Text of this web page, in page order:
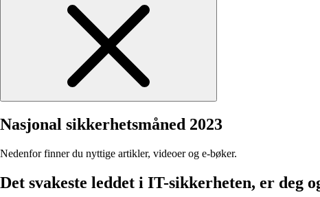
Nasjonal sikkerhetsmåned 2023
Nedenfor finner du nyttige artikler, videoer og e-bøker.
Det svakeste leddet i IT-sikkerheten, er deg